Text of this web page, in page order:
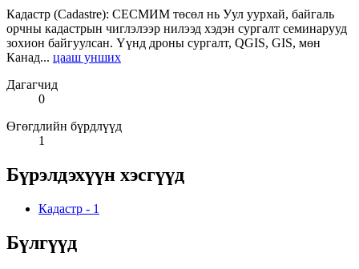
Кадастр (Cadastre): СЕСМИМ төсөл нь Уул уурхай, байгаль
орчны кадастрын чиглэлээр нилээд хэдэн сургалт семинарууд
зохион байгуулсан. Үүнд дроны сургалт, QGIS, GIS, мөн
Канад... цааш унших
Дагагчид
0
Өгөгдлийн бүрдлүүд
1
Бүрэлдэхүүн хэсгүүд
Кадастр - 1
Бүлгүүд